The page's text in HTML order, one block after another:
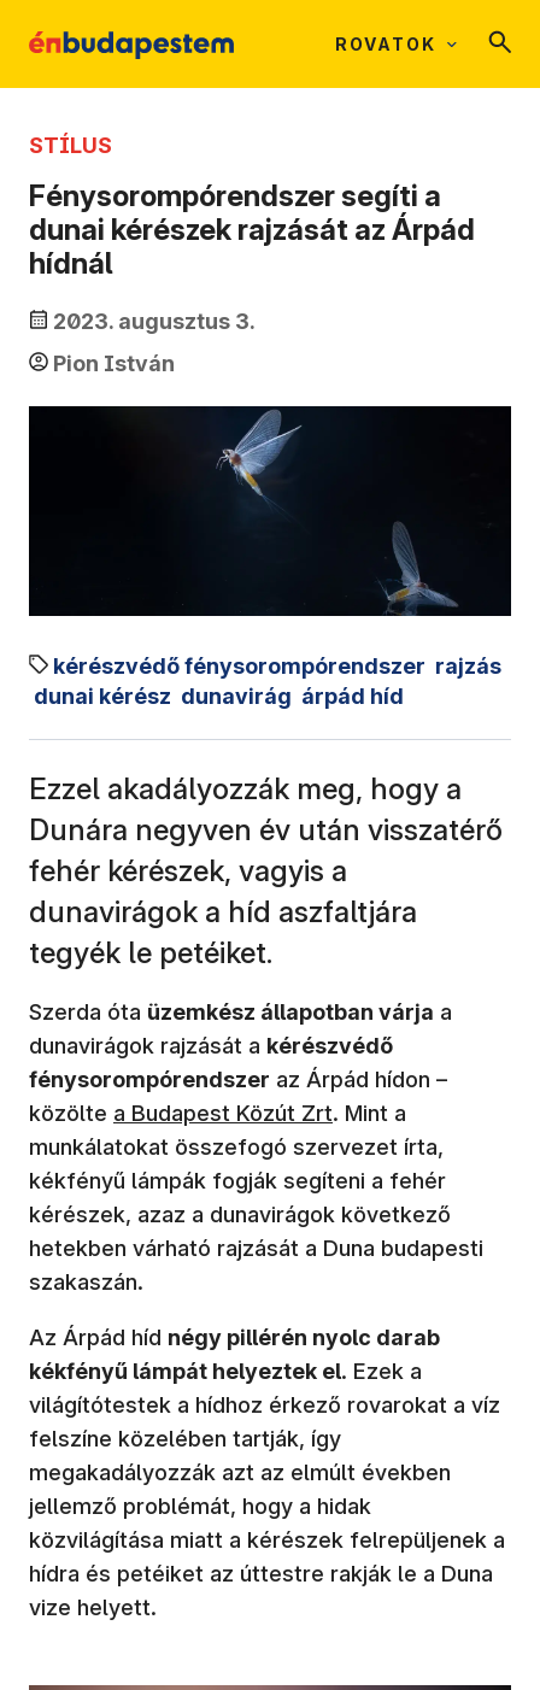
ROVATOK
STÍLUS
Fénysorompórendszer segíti a
dunai kérészek rajzását az Árpád
hídnál
2023. augusztus 3.
Pion István
kérészvédő fénysorompórendszer rajzás
dunai kérész dunavirág árpád híd
Ezzel akadályozzák meg, hogy a
Dunára negyven év után visszatérő
fehér kérészek, vagyis a
dunavirágok a híd aszfaltjára
tegyék le petéiket.
Szerda óta üzemkész állapotban várja a
dunavirágok rajzását a kérészvédő
fénysorompórendszer az Árpád hídon –
közölte (új ablakban nyílik meg)
a Budapest Közút Zrt. Mint a
munkálatokat összefogó szervezet írta,
kékfényű lámpák fogják segíteni a fehér
kérészek, azaz a dunavirágok következő
hetekben várható rajzását a Duna budapesti
szakaszán.
Az Árpád híd négy pillérén nyolc darab
kékfényű lámpát helyeztek el. Ezek a
világítótestek a hídhoz érkező rovarokat a víz
felszíne közelében tartják, így
megakadályozzák azt az elmúlt években
jellemző problémát, hogy a hidak
közvilágítása miatt a kérészek felrepüljenek a
hídra és petéiket az úttestre rakják le a Duna
vize helyett.